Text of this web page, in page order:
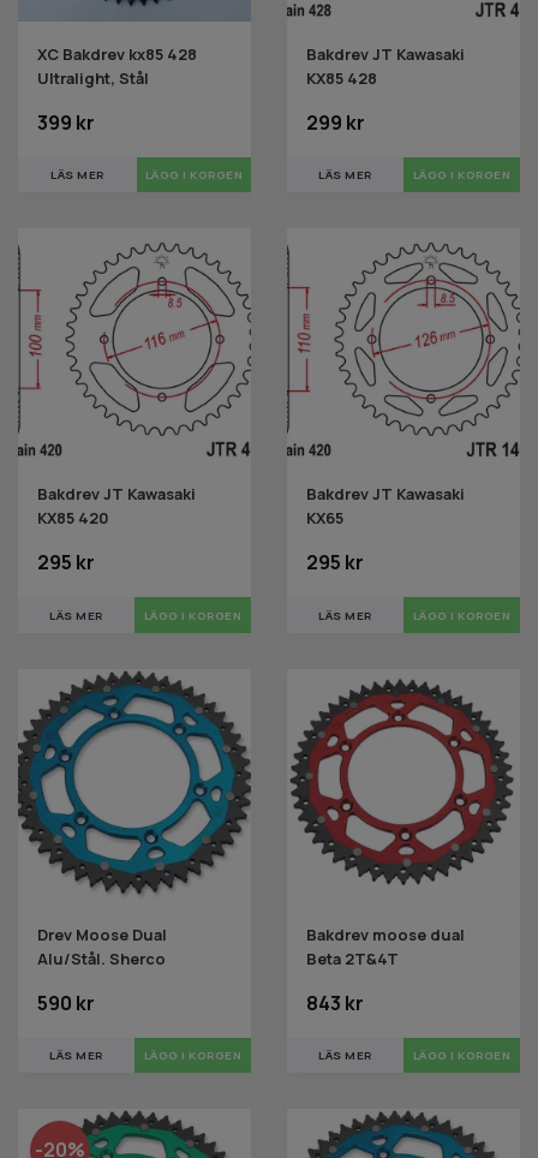
XC Bakdrev kx85 428
Ultralight, Stål
399 kr
LÄS MER
Bakdrev JT Kawasaki
KX85 428
299 kr
LÄS MER LÄGG I KORGEN
Bakdrev JT Kawasaki
KX85 420
295 kr
LÄS MER LÄGG I KORGEN
Bakdrev JT Kawasaki
KX65
295 kr
LÄS MER LÄGG I KORGEN
Drev Moose Dual
Alu/Stål. Sherco
590 kr
LÄS MER LÄGG I KORGEN
Bakdrev moose dual
Beta 2T&4T
843 kr
LÄS MER LÄGG I KORGEN
-20%